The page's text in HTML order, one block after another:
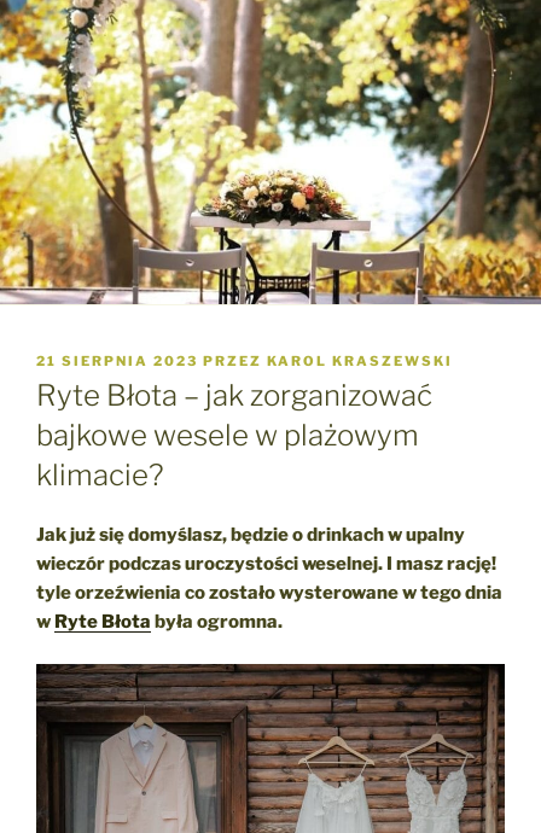
OPUBLIKOWANE
W
21 SIERPNIA 2023 PRZEZ KAROL KRASZEWSKI
Ryte Błota – jak zorganizować
bajkowe wesele w plażowym
klimacie?
Jak już się domyślasz, będzie o drinkach w upalny
wieczór podczas uroczystości weselnej. I masz rację!
tyle orzeźwienia co zostało wysterowane w tego dnia
w Ryte Błota była ogromna.